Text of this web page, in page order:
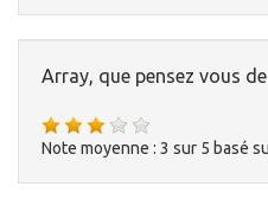
Array, que pensez vous
Note moyenne : 3 sur 5 basé